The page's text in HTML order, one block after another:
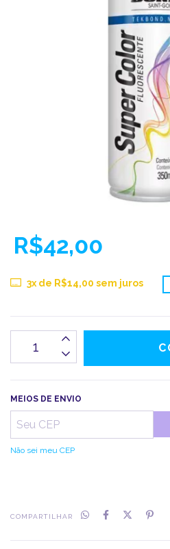
R$42,00
3x de R$14,00 sem juros
MEIOS DE ENVIO
Não sei meu CEP
COMPARTILHAR